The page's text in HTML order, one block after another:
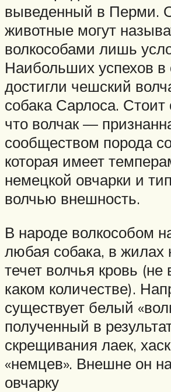
выведенный в Перми.
животные могут
волкособами лишь
Наибольших успехов в
достигли чешский
собака Сарлоса. Стоит
что волчак —
сообществом порода
которая имеет
немецкой овчарки и
волчью внешность.
В народе волкособом
любая собака, в жилах
течет волчья кровь (не
каком количестве).
существует белый
полученный в
скрещивания лаек,
«немцев». Внешне он
овчарку